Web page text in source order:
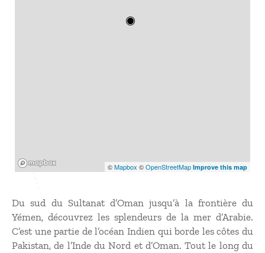
©Mapbox ©OpenStreetMap Improve this map
Du sud du Sultanat d’Oman jusqu’à la frontière du
Yémen, découvrez les splendeurs de la mer d’Arabie.
C’est une partie de l’océan Indien qui borde les côtes du
Pakistan, de l’Inde du Nord et d’Oman. Tout le long du